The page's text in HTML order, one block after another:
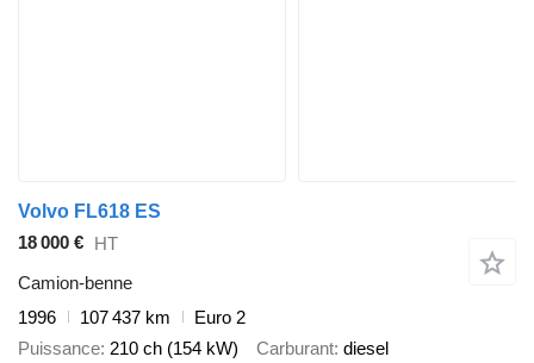
Volvo FL618 ES
18 000 € HT
Camion-benne
1996
107 437 km
Euro 2
Puissance 210 ch (154 kW) Carburant diesel